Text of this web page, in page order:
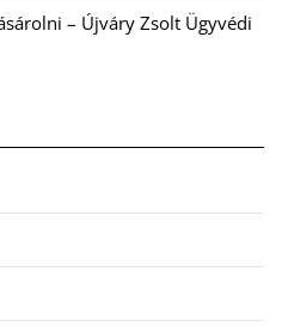
– Újváry Zsolt Ügyvédi